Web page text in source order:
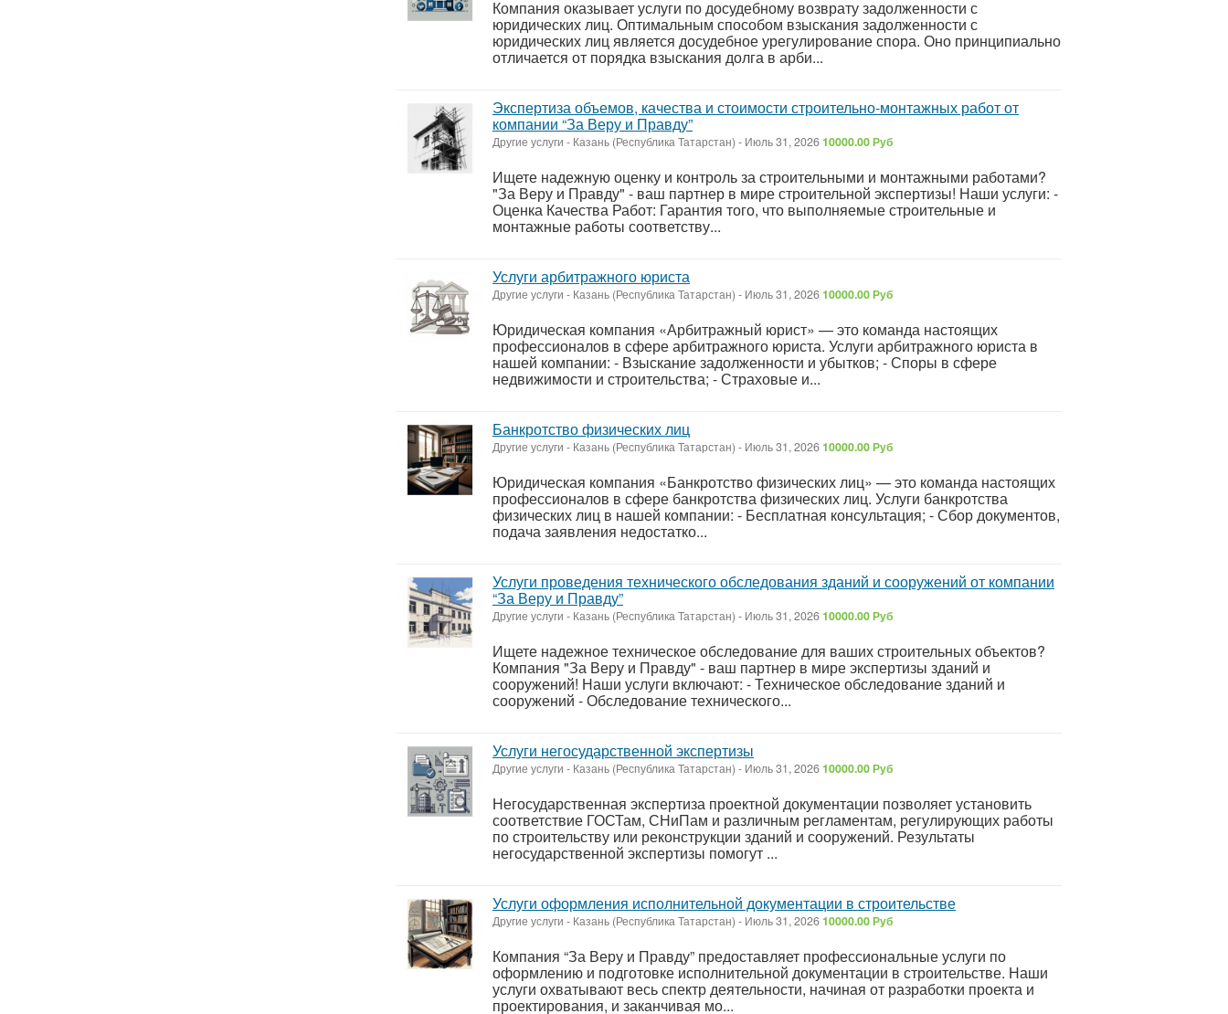
Компания оказывает услуги по досудебному возврату задолженности с
юридических лиц. Оптимальным способом взыскания задолженности с
юридических лиц является досудебное урегулирование спора. Оно принципиально
отличается от порядка взыскания долга в арби...
Экспертиза объемов, качества и стоимости строительно-монтажных работ от
компании “За Веру и Правду”
Другие услуги - Казань (Республика Татарстан) - Июль 31, 202610000.00 Руб
Ищете надежную оценку и контроль за строительными и монтажными работами?
"За Веру и Правду" - ваш партнер в мире строительной экспертизы! Наши услуги: -
Оценка Качества Работ: Гарантия того, что выполняемые строительные и
монтажные работы соответству...
Услуги арбитражного юриста
Другие услуги - Казань (Республика Татарстан) - Июль 31, 202610000.00 Руб
Юридическая компания «Арбитражный юрист» — это команда настоящих
профессионалов в сфере арбитражного юриста. Услуги арбитражного юриста в
нашей компании: - Взыскание задолженности и убытков; - Споры в сфере
недвижимости и строительства; - Страховые и...
Банкротство физических лиц
Другие услуги - Казань (Республика Татарстан) - Июль 31, 202610000.00 Руб
Юридическая компания «Банкротство физических лиц» — это команда настоящих
профессионалов в сфере банкротства физических лиц. Услуги банкротства
физических лиц в нашей компании: - Бесплатная консультация; - Сбор документов,
подача заявления недостатко...
Услуги проведения технического обследования зданий и сооружений от компании
“За Веру и Правду”
Другие услуги - Казань (Республика Татарстан) - Июль 31, 202610000.00 Руб
Ищете надежное техническое обследование для ваших строительных объектов?
Компания "За Веру и Правду" - ваш партнер в мире экспертизы зданий и
сооружений! Наши услуги включают: - Техническое обследование зданий и
сооружений - Обследование технического...
Услуги негосударственной экспертизы
Другие услуги - Казань (Республика Татарстан) - Июль 31, 202610000.00 Руб
Негосударственная экспертиза проектной документации позволяет установить
соответствие ГОСТам, СНиПам и различным регламентам, регулирующих работы
по строительству или реконструкции зданий и сооружений. Результаты
негосударственной экспертизы помогут ...
Услуги оформления исполнительной документации в строительстве
Другие услуги - Казань (Республика Татарстан) - Июль 31, 202610000.00 Руб
Компания “За Веру и Правду” предоставляет профессиональные услуги по
оформлению и подготовке исполнительной документации в строительстве. Наши
услуги охватывают весь спектр деятельности, начиная от разработки проекта и
проектирования, и заканчивая мо...